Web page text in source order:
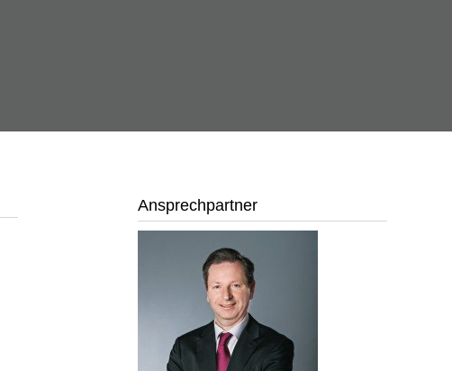
Ansprechpartner